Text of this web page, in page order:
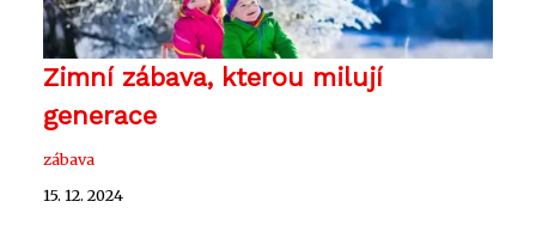
Zimní zábava, kterou milují
generace
zábava
15. 12. 2024